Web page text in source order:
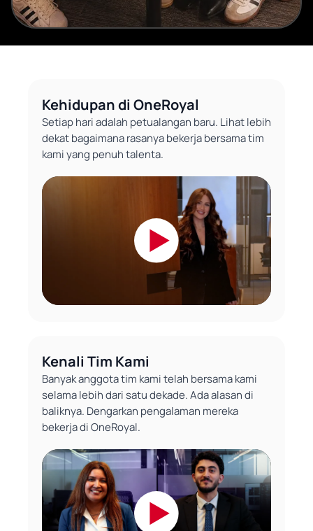
Kehidupan di OneRoyal
Setiap hari adalah petualangan baru. Lihat lebih
dekat bagaimana rasanya bekerja bersama tim
kami yang penuh talenta.
Kenali Tim Kami
Banyak anggota tim kami telah bersama kami
selama lebih dari satu dekade. Ada alasan di
baliknya. Dengarkan pengalaman mereka
bekerja di OneRoyal.